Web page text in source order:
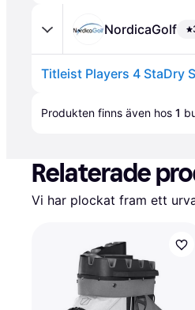
NordicaGolf
Titleist Players 4 StaDry
Produkten finns även hos 1
Relaterade
Vi har plockat fram ett